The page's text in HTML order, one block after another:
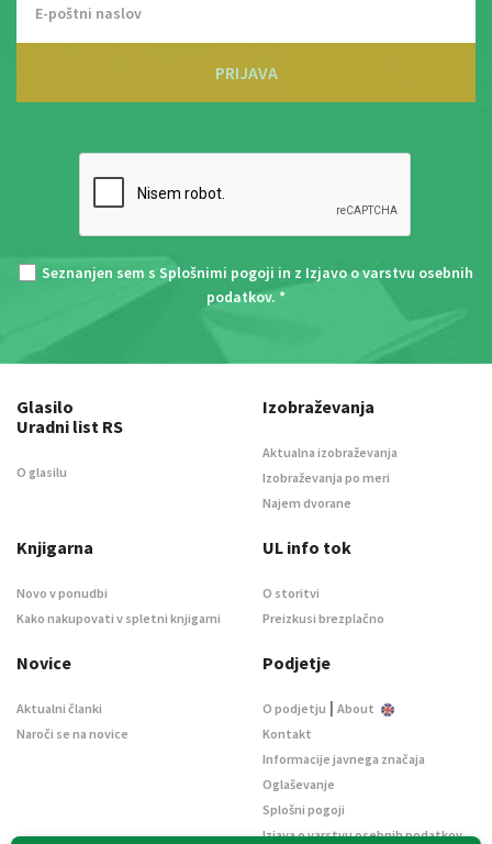
PRIJAVA
Seznanjen sem s Splošnimi pogoji in z Izjavo o varstvu osebnih
podatkov. *
Glasilo
Uradni list RS
O glasilu
Izobraževanja
Aktualna izobraževanja
Izobraževanja po meri
Najem dvorane
Knjigarna
Novo v ponudbi
Kako nakupovati v spletni knjigarni
UL info tok
O storitvi
Preizkusi brezplačno
Novice
Aktualni članki
Naroči se na novice
Podjetje
O podjetju | About
Kontakt
Informacije javnega značaja
Oglaševanje
Splošni pogoji
Izjava o varstvu osebnih podatkov